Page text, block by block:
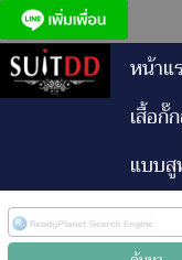
หน้าแ
เสื้อกั๊
แบบ